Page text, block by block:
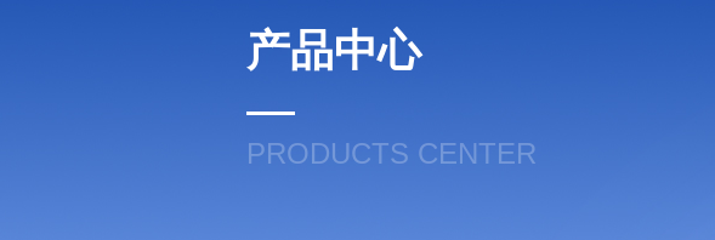
产品中心
PRODUCTS CENTER